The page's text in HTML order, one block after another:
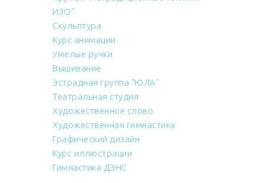
ИЗО"
Скульптура
Курс анимации
Умелые ручки
Вышивание
Эстрадная группа "ЮЛА"
Театральная студия
Художественное слово
Художественная гимнастика
Графический дизайн
Курс иллюстрации
Гимнастика ДЭНС